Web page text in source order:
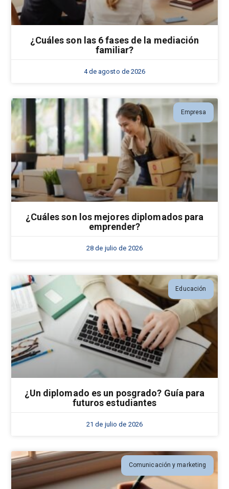
¿Cuáles son las 6 fases de la mediación
familiar?
4 de agosto de 2026
Empresa
¿Cuáles son los mejores diplomados para
emprender?
28 de julio de 2026
Educación
¿Un diplomado es un posgrado? Guía para
futuros estudiantes
21 de julio de 2026
Comunicación y marketing